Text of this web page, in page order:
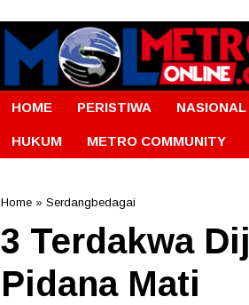
HOME PERISTIWA NASIONAL
HUKUM METRO COMMUNITY
Home » Serdangbedagai
3 Terdakwa
Pidana Mati